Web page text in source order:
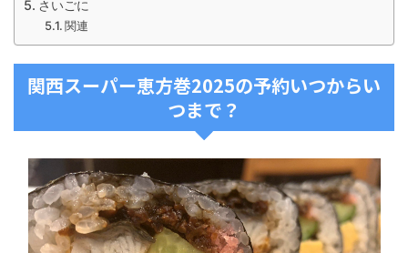
さいごに
関連
関西スーパー恵方巻2025の予約いつからい
つまで？